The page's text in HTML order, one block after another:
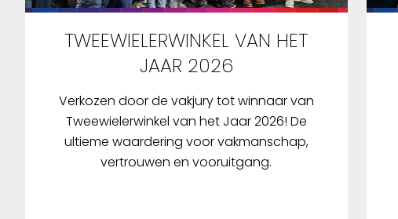
TWEEWIELERWINKEL VAN HET
JAAR 2026
Verkozen door de vakjury tot winnaar van
Tweewielerwinkel van het Jaar 2026! De
ultieme waardering voor vakmanschap,
vertrouwen en vooruitgang.